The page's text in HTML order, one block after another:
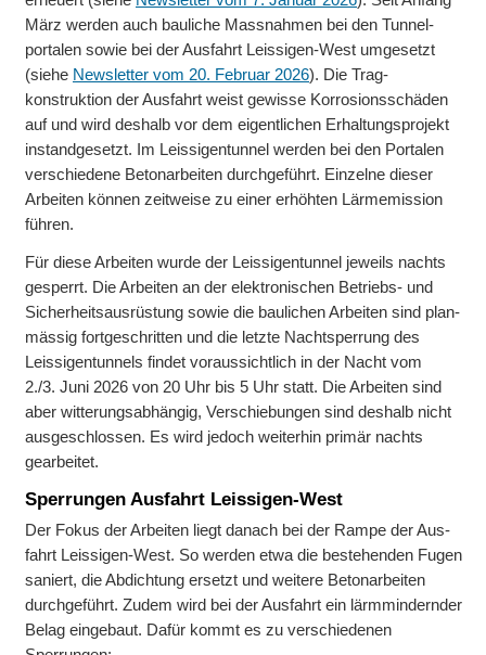
März wer­den auch bau­liche Mass­nahmen bei den Tunnel­
portalen sowie bei der Aus­fahrt Leissigen-West umgesetzt
(siehe Newsletter vom 20. Februar 2026). Die Trag­
konstruktion der Aus­fahrt weist gewisse Korrosions­schäden
auf und wird des­halb vor dem eigent­lichen Erhaltungs­projekt
instandgesetzt. Im Leissigen­tunnel wer­den bei den Por­talen
verschie­dene Beton­arbeiten durch­geführt. Ein­zelne dieser
Arbei­ten können zeit­weise zu einer erhöh­ten Lärm­emission
führen.
Für diese Arbei­ten wurde der Leissigen­tunnel je­weils nachts
gesperrt. Die Arbei­ten an der elektro­nischen Betriebs- und
Sicher­heits­aus­rüstung sowie die bau­lichen Arbei­ten sind plan­
mässig fort­ge­schrit­ten und die letzte Nacht­sperrung des
Leissigen­tunnels findet vor­aus­sichtlich in der Nacht vom
2./3. Juni 2026 von 20 Uhr bis 5 Uhr statt. Die Arbei­ten sind
aber witterungs­abhängig, Verschie­bungen sind des­halb nicht
ausgeschlossen. Es wird jedoch weiter­hin primär nachts
gearbeitet.
Sperrungen Ausfahrt Leissigen-West
Der Fokus der Arbei­ten liegt danach bei der Rampe der Aus­
fahrt Leissigen-West. So werden etwa die beste­henden Fugen
saniert, die Ab­dichtung er­setzt und wei­tere Beton­arbeiten
durchgeführt. Zudem wird bei der Aus­fahrt ein lärm­mindernder
Belag eingebaut. Dafür kommt es zu ver­schie­denen